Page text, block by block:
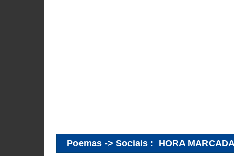
Poemas -> Sociais : HORA MARCADA